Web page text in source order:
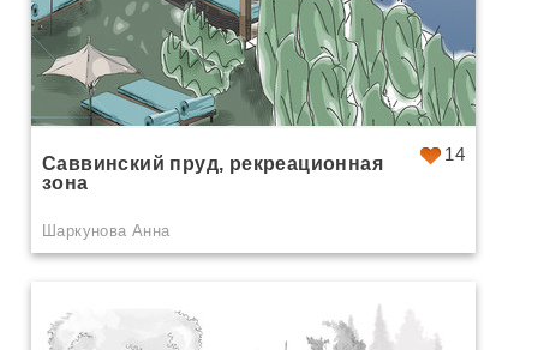
14
Саввинский пруд, рекреационная
зона
Шаркунова Анна